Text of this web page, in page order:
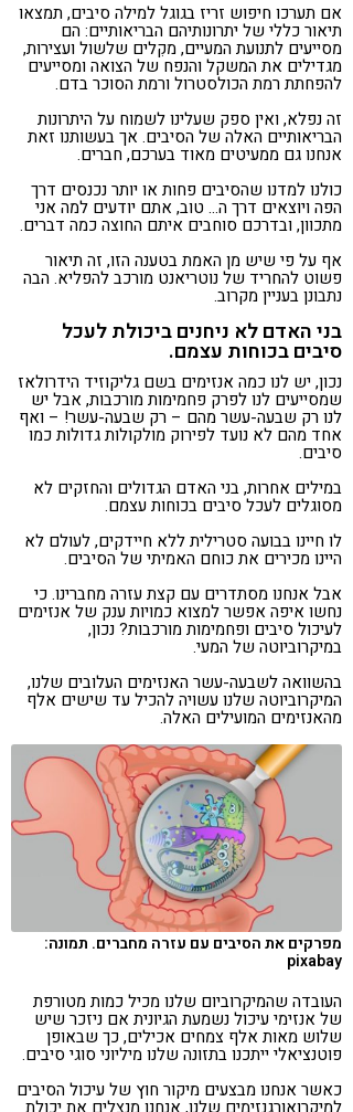
אם תערכו חיפוש זריז בגוגל למילה סיבים, תמצאו
תיאור כללי של יתרונותיהם הבריאותיים: הם
מסייעים לתנועת המעיים, מקִלים שלשול ועצירות,
מגדילים את המשקל והנפח של הצואה ומסייעים
להפחתת רמת הכולסטרול ורמת הסוכר בדם.
זה נפלא, ואין ספק שעלינו לשמוח על היתרונות
הבריאותיים האלה של הסיבים. אך בעשותנו זאת
אנחנו גם ממעיטים מאוד בערכם, חברים.
כולנו למדנו שהסיבים פחות או יותר נכנסים דרך
הפה ויוצאים דרך ה… טוב, אתם יודעים למה אני
מתכוון, ובדרכם סוחבים איתם החוצה כמה דברים.
אף על פי שיש מן האמת בטענה הזו, זה תיאור
פשוט להחריד של נוטריאנט מורכב להפליא. הבה
נתבונן בעניין מקרוב.
בני האדם לא ניחנים ביכולת לעכל
סיבים בכוחות עצמם.
נכון, יש לנו כמה אנזימים בשם גליקוזיד הידרולאז
שמסייעים לנו לפרק פחמימות מורכבות, אבל יש
לנו רק שבעה-עשר מהם – רק שבעה-עשר! – ואף
אחד מהם לא נועד לפירוק מולקולות גדולות כמו
סיבים.
במילים אחרות, בני האדם הגדולים והחזקים לא
מסוגלים לעכל סיבים בכוחות עצמם.
לו חיינו בבועה סטרילית ללא חיידקים, לעולם לא
היינו מכירים את כוחם האמיתי של הסיבים.
אבל אנחנו מסתדרים עם קצת עזרה מחברינו. כי
נחשו איפה אפשר למצוא כמויות ענק של אנזימים
לעיכול סיבים ופחמימות מורכבות? נכון,
במיקרוביוטה של המעי.
בהשוואה לשבעה-עשר האנזימים העלובים שלנו,
המיקרוביוטה שלנו עשויה להכיל עד שישים אלף
מהאנזימים המועילים האלה.
מפרקים את הסיבים עם עזרה מחברים. תמונה:
pixabay
העובדה שהמיקרוביום שלנו מכיל כמות מטורפת
של אנזימי עיכול נשמעת הגיונית אם ניזכר שיש
שלוש מאות אלף צמחים אכילים, כך שבאופן
פוטנציאלי ייתכנו בתזונה שלנו מיליוני סוגי סיבים.
כאשר אנחנו מבצעים מיקור חוץ של עיכול הסיבים